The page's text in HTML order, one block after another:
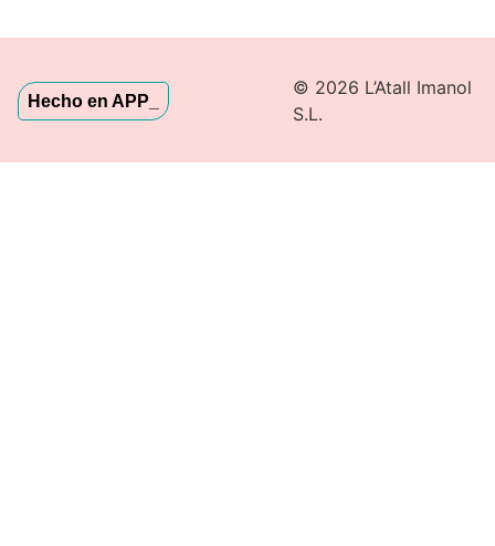
Hecho en APP_
© 2026 L’Atall Imanol
S.L.